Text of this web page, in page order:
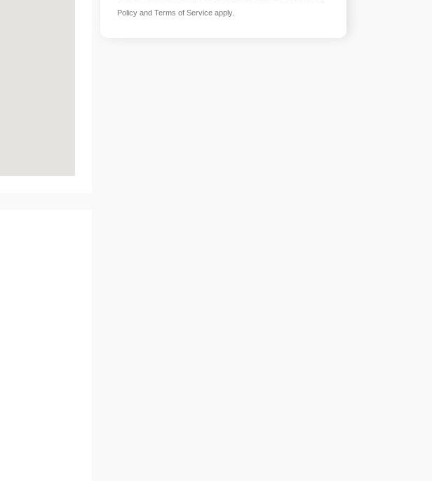
Policy andTerms of Service apply.